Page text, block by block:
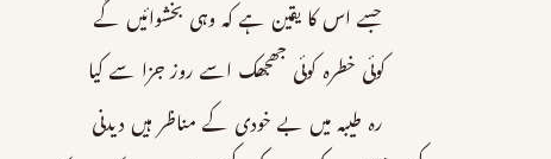
جسے اس کا یقین ہے کہ وہی بخشوائیں گے
کوئی خطرہ کوئی جھجھک اسے روز جزا سے کیا
رہ طیبہ میں بے خودی کے مناظر ہیں دیدنی